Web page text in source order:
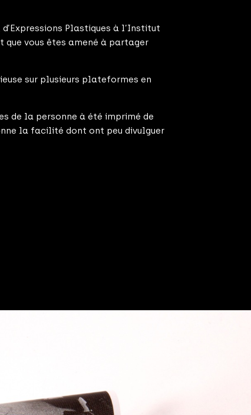
Plastiques à l’Institut
que vous êtes amené à partager
sur plusieurs plateformes en
de la personne à été imprimé de
la facilité dont ont peu divulguer